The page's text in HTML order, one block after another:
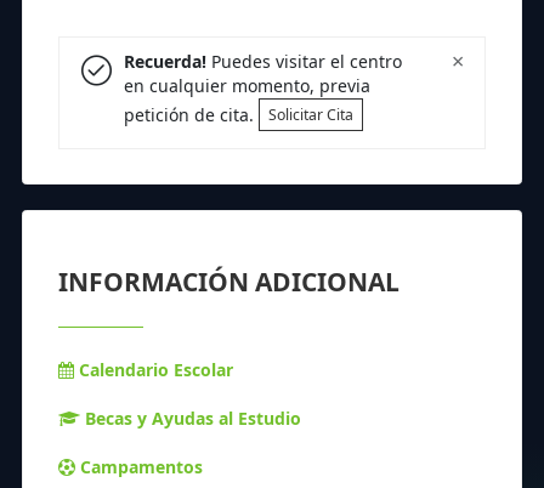
×
Recuerda!Puedes visitar el centro
en cualquier momento, previa
petición de cita.
Solicitar Cita
INFORMACIÓN ADICIONAL
Calendario Escolar
Becas y Ayudas al Estudio
Campamentos